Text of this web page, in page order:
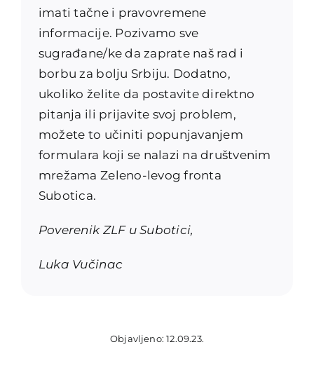
imati tačne i pravovremene
informacije. Pozivamo sve
sugrađane/ke da zaprate naš rad i
borbu za bolju Srbiju. Dodatno,
ukoliko želite da postavite direktno
pitanja ili prijavite svoj problem,
možete to učiniti popunjavanjem
formulara koji se nalazi na društvenim
mrežama Zeleno-levog fronta
Subotica.
Poverenik ZLF u Subotici,
Luka Vučinac
Objavljeno: 12.09.23.